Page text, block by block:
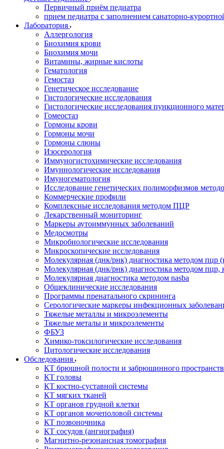
Первичный приём педиатра
прием педиатра с заполнением санаторно-
Лаборатория
Аллергология
Биохимия крови
Биохимия мочи
Витамины, жирные кислоты
Гематология
Гемостаз
Генетическое исследование
Гистологические исследования
Гистологические исследования пункционного
Гомеостаз
Гормоны крови
Гормоны мочи
Гормоны слюны
Изосерология
Иммуногистохимические исследования
Имуннологические исследования
Имуногематология
Исследование генетических полиморфизмов
Коммерческие профили
Комплексные исследования методом ПЦР
Лекарственный мониторинг
Маркеры аутоиммунных заболеваний
Медосмотры
Микробиологические исследования
Микроскопические исследования
Молекулярная (днк/рнк) диагностика методом пцр
Молекулярная (днк/рнк) диагностика методом пцр,
Молекулярная диагностика методом nasba
Общеклинические исследования
Программы пренатального скрининга
Серологические маркеры инфекционных
Тяжелые металлы и микроэлементы
Тяжелые металы и микроэлементы
ФБУЗ
Химико-токсилогические исследования
Цитологические исследования
Обследования
КТ брюшной полости и забрюшинного
КТ головы
КТ костно-суставной системы
КТ мягких тканей
КТ органов грудной клетки
КТ органов мочеполовой системы
КТ позвоночника
КТ сосудов (ангиография)
Магнитно-резонансная томография